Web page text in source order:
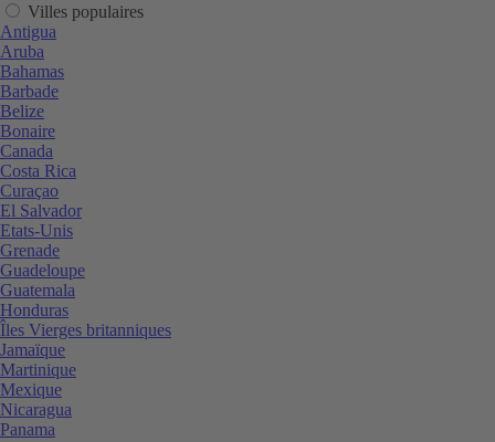
Villes populaires
Antigua
Aruba
Bahamas
Barbade
Belize
Bonaire
Canada
Costa Rica
Curaçao
El Salvador
Etats-Unis
Grenade
Guadeloupe
Guatemala
Honduras
Îles Vierges britanniques
Jamaïque
Martinique
Mexique
Nicaragua
Panama